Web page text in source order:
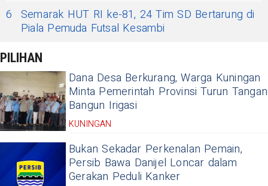
6 Semarak HUT RI ke-81, 24 Tim SD Bertarung di
Piala Pemuda Futsal Kesambi
PILIHAN
Dana Desa Berkurang, Warga Kuningan
Minta Pemerintah Provinsi Turun Tangan
Bangun Irigasi
KUNINGAN
Bukan Sekadar Perkenalan Pemain,
Persib Bawa Danijel Loncar dalam
Gerakan Peduli Kanker